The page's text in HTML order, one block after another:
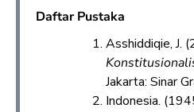
Daftar Pustaka
Asshiddiqie, J.
Jakarta: Sinar
Indonesia.